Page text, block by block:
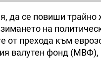
да се повиши трайно
на
от прехода към
валутен фонд (МВФ),